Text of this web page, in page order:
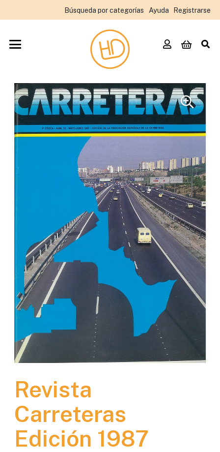
Búsqueda por categorías Ayuda Registrarse
Revista
Carreteras
Edición 1987